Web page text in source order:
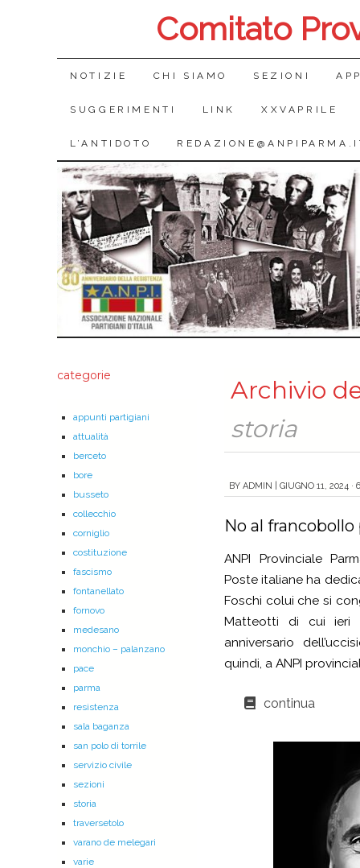
Comitato
SALTA
IL
CONTENUTO
NOTIZIE CHI SIAMO SEZIONI
SUGGERIMENTI LINK XXVAPRILE
L’ANTIDOTO
Archivio
storia
BY ADMIN GIUGNO 11, 2024 ·
No al
ANPI Provinciale
Poste italiane ha
Foschi colui che si
Matteotti di cui ieri
anniversario
quindi, a ANPI
continua
categorie
appunti partigiani
attualità
berceto
bore
busseto
collecchio
corniglio
costituzione
fascismo
fontanellato
fornovo
medesano
monchio – palanzano
pace
parma
resistenza
sala baganza
san polo di torrile
servizio civile
sezioni
storia
traversetolo
varano de melegari
varie